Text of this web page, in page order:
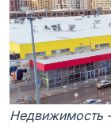
Недвижимость